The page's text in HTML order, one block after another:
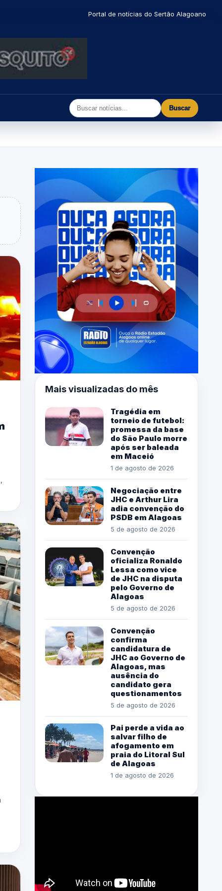
Portal de notícias do Sertão Alagoano
Buscar
Mais visualizadas do mês
Tragédia em
torneio de futebol:
promessa da base
do São Paulo morre
após ser baleada
em Maceió
1 de agosto de 2026
Negociação entre
JHC e Arthur Lira
adia convenção do
PSDB em Alagoas
5 de agosto de 2026
Convenção
oficializa Ronaldo
Lessa como vice
de JHC na disputa
pelo Governo de
Alagoas
5 de agosto de 2026
Convenção
confirma
candidatura de
JHC ao Governo de
Alagoas, mas
ausência do
candidato gera
questionamentos
5 de agosto de 2026
Pai perde a vida ao
salvar filho de
afogamento em
praia do Litoral Sul
de Alagoas
1 de agosto de 2026